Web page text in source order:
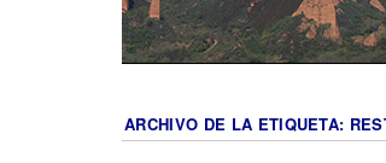
ARCHIVO DE LA ETIQUETA: